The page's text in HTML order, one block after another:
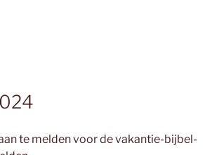
te melden voor de vakantie-bijbel-